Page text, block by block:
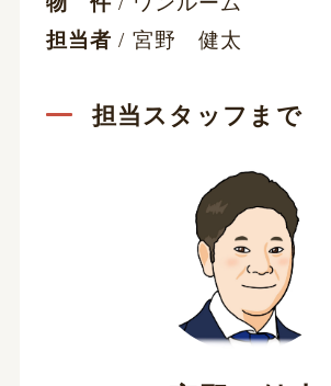
担当者 / 宮野 健太
担当スタッフまで